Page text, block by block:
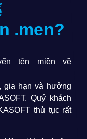
.men?
tên miền về
gia hạn và hưởng
Quý khách
thủ tục rất